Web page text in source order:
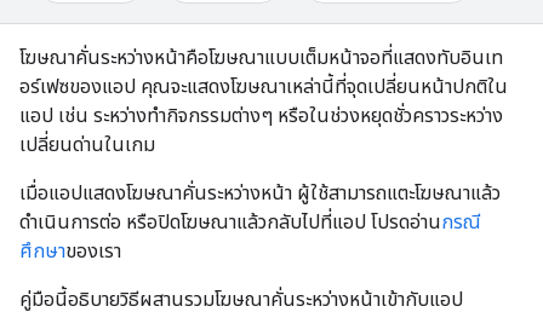
โฆษณาคั่นระหว่างหน้าคือโฆษณาแบบเต็มหน้าจอที่แสดงทับอินเท
อร์เฟซของแอป คุณจะแสดงโฆษณาเหล่านี้ที่จุดเปลี่ยนหน้าปกติใน
แอป เช่น ระหว่างทำกิจกรรมต่างๆ หรือในช่วงหยุดชั่วคราวระหว่าง
เปลี่ยนด่านในเกม
เมื่อแอปแสดงโฆษณาคั่นระหว่างหน้า ผู้ใช้สามารถแตะโฆษณาแล้ว
ดำเนินการต่อ หรือปิดโฆษณาแล้วกลับไปที่แอป โปรดอ่านกรณี
ศึกษาของเรา
คู่มือนี้อธิบายวิธีผสานรวมโฆษณาคั่นระหว่างหน้าเข้ากับแอป